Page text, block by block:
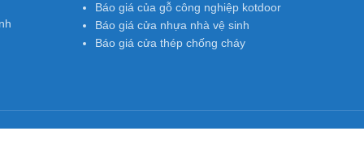
Báo giá của gỗ công nghiệp kotdoor
Báo giá cửa nhựa nhà vệ sinh
Báo giá cửa thép chống cháy